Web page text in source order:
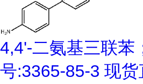
4,4'-二氨基三联苯
号:3365-85-3 现货